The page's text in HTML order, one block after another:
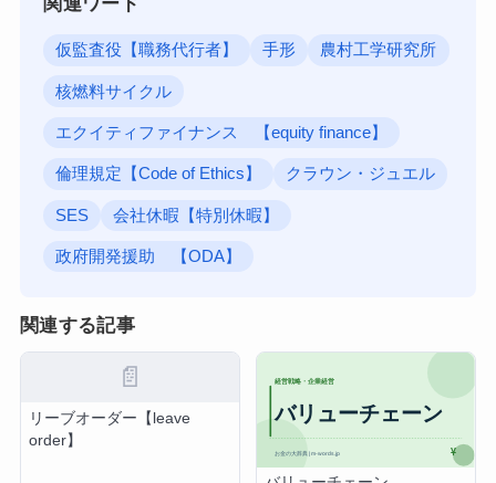
仮監査役【職務代行者】 手形 農村工学研究所
核燃料サイクル
エクイティファイナンス 【equity finance】
倫理規定【Code of Ethics】 クラウン・ジュエル
SES 会社休暇【特別休暇】
政府開発援助 【ODA】
関連する記事
📄
リーブオーダー【leave
order】